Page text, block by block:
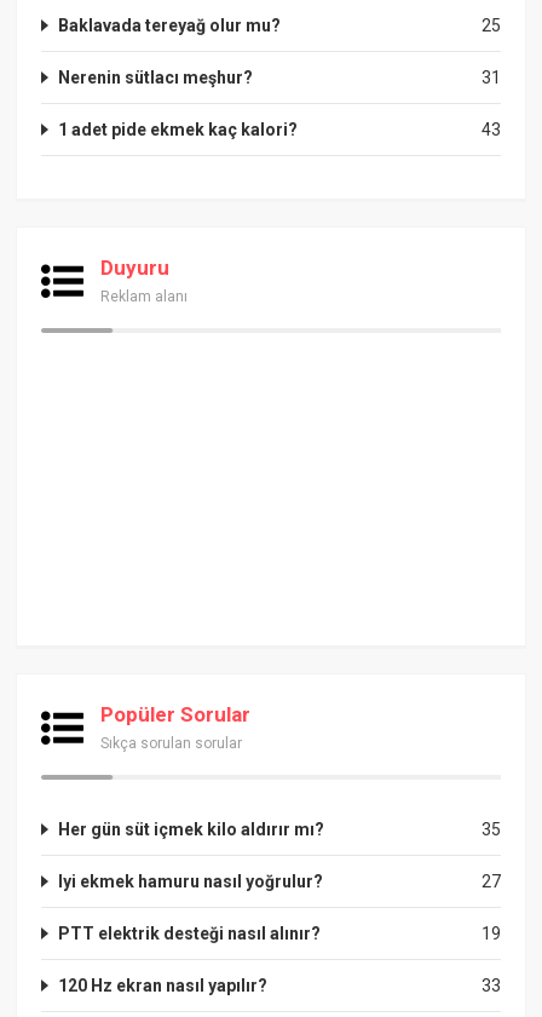
25
Baklavada tereyağ olur mu?
31
Nerenin sütlacı meşhur?
43
1 adet pide ekmek kaç kalori?
Duyuru
Reklam alanı
Popüler Sorular
Sıkça sorulan sorular
35
Her gün süt içmek kilo aldırır mı?
27
Iyi ekmek hamuru nasıl yoğrulur?
19
PTT elektrik desteği nasıl alınır?
33
120 Hz ekran nasıl yapılır?